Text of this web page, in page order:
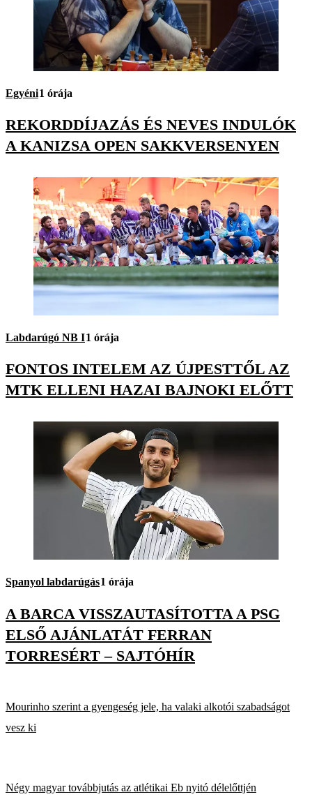
Egyéni1 órája
REKORDDÍJAZÁS ÉS NEVES INDULÓK
A KANIZSA OPEN SAKKVERSENYEN
Labdarúgó NB I1 órája
FONTOS INTELEM AZ ÚJPESTTŐL AZ
MTK ELLENI HAZAI BAJNOKI ELŐTT
Spanyol labdarúgás1 órája
A BARCA VISSZAUTASÍTOTTA A PSG
ELSŐ AJÁNLATÁT FERRAN
TORRESÉRT – SAJTÓHÍR
Mourinho szerint a gyengeség jele, ha valaki alkotói szabadságot
vesz ki
Négy magyar továbbjutás az atlétikai Eb nyitó délelőttjén